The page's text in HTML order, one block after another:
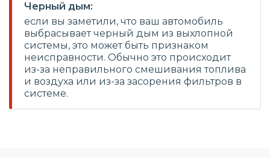
Черный дым:
если вы заметили, что ваш автомобиль
выбрасывает черный дым из выхлопной
системы, это может быть признаком
неисправности. Обычно это происходит
из-за неправильного смешивания топлива
и воздуха или из-за засорения фильтров в
системе.